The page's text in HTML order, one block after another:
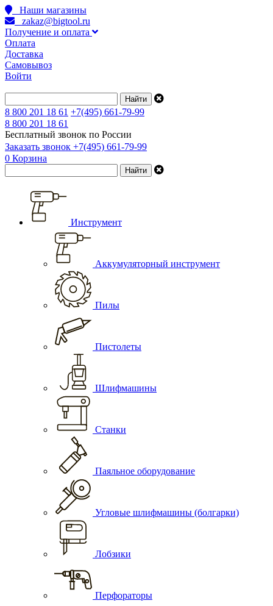
Наши магазины
zakaz@bigtool.ru
Получение и оплата
Оплата
Доставка
Самовывоз
Войти
8 800 201 18 61 +7(495) 661-79-99
8 800 201 18 61
Бесплатный звонок по России
Заказать звонок +7(495) 661-79-99
0 Корзина
Инструмент
Аккумуляторный инструмент
Пилы
Пистолеты
Шлифмашины
Станки
Паяльное оборудование
Угловые шлифмашины (болгарки)
Лобзики
Перфораторы